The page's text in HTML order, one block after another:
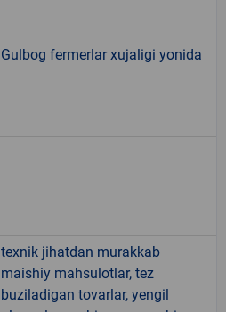
Gulbog fermerlar xujaligi yonida
texnik jihatdan murakkab
maishiy mahsulotlar, tez
buziladigan tovarlar, yengil